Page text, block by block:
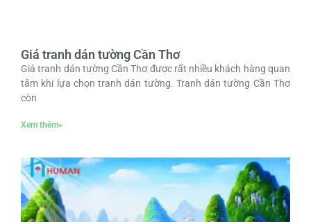
Giá tranh dán tường Cần Thơ
Giá tranh dán tường Cần Thơ được rất nhiều khách hàng quan
tâm khi lựa chọn tranh dán tường. Tranh dán tường Cần Thơ
còn
Xem thêm»